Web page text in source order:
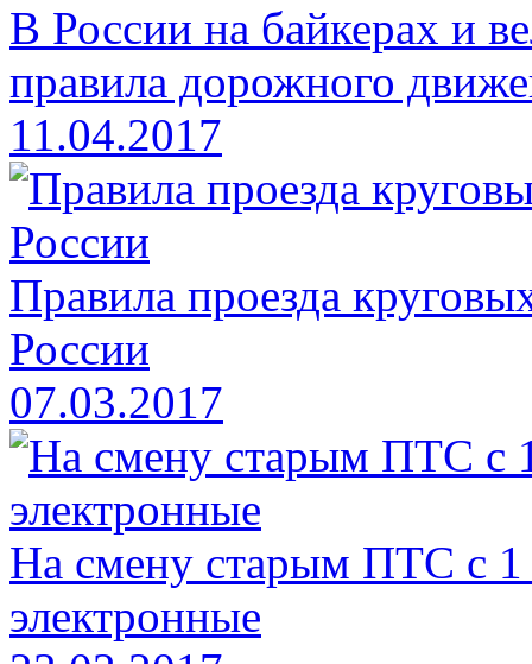
В России на байкерах и
правила дорожного
11.04.2017
Правила проезда
России
07.03.2017
На смену старым ПТС с 1
электронные